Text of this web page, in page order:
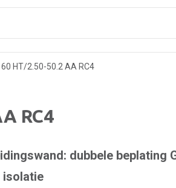
HT/2.50-50.2 AA RC4
RC4
dubbele beplating
isolatie